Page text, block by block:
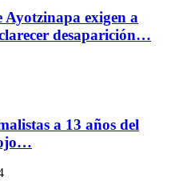
Ayotzinapa exigen a
desaparición…
a 13 años del